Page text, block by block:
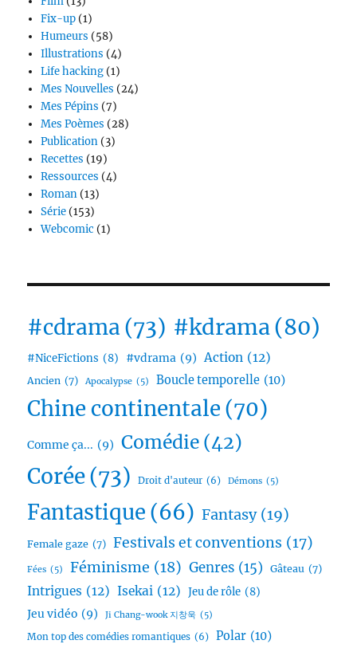
Fix-up(1)
Humeurs (58)
Illustrations (4)
Life hacking(1)
Mes Nouvelles (24)
Mes Pépins (7)
Mes Poèmes (28)
Publication(3)
Recettes (19)
Ressources (4)
Roman(13)
Série(153)
Webcomic (1)
#cdrama (73) #kdrama(80)
#NiceFictions (8) #vdrama (9) Action (12)
Ancien (7) Apocalypse (5) Boucle temporelle (10)
Chine continentale (70)
Comme ça... (9) Comédie (42)
Corée(73) Droit d'auteur (6) Démons (5)
Fantastique (66) Fantasy (19)
Female gaze (7) Festivals et conventions (17)
Fées (5) Féminisme (18) Genres (15) Gâteau (7)
Intrigues (12) Isekai (12) Jeu de rôle (8)
Jeu vidéo (9) Ji Chang-wook 지창욱 (5)
Mon top des comédies romantiques (6) Polar (10)